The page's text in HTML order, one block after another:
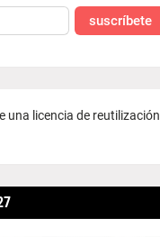
suscríbete
una licencia de reutilización